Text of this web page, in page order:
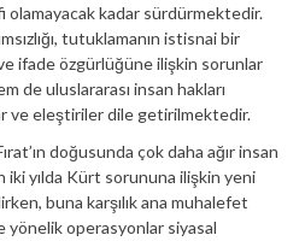
kadar sürdürmektedir.
tutuklamanın istisnai bir
ifade özgürlüğüne ilişkin sorunlar
de uluslararası insan hakları
ve eleştiriler dile getirilmektedir.
doğusunda çok daha ağır insan
iki yılda Kürt sorununa ilişkin yeni
buna karşılık ana muhalefet
operasyonlar siyasal